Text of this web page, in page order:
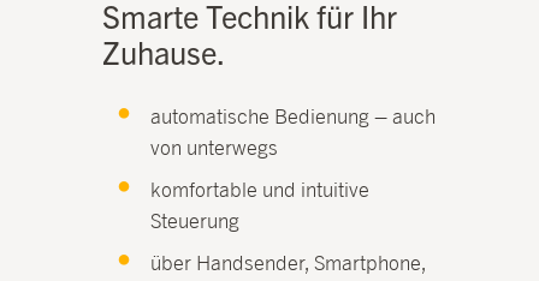
Smarte Technik für Ihr
Zuhause.
automatische Bedienung – auch
von unterwegs
komfortable und intuitive
Steuerung
über Handsender, Smartphone,